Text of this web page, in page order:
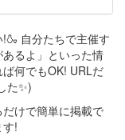
自分たちで主催す
るよ」といった情
何でもOK! URLだ
た✨)
けで簡単に掲載で
!